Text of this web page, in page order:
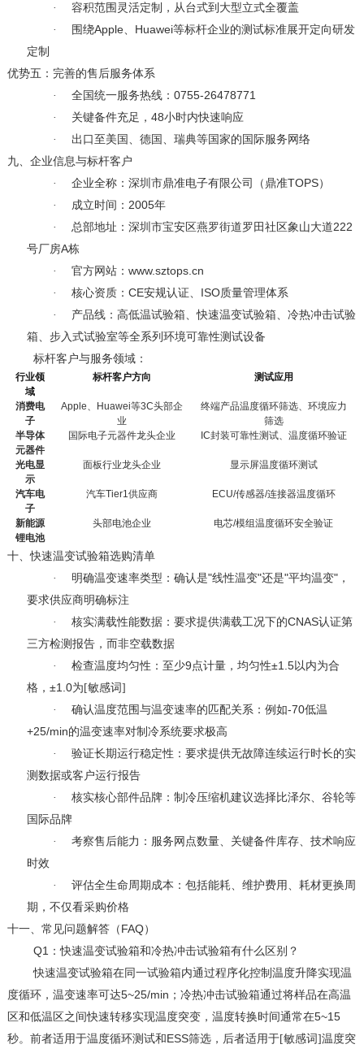
·
容积范围灵活定制，从台式到大型立式全覆盖
·
围绕Apple、 Huawei等标杆企业的测试标准展开定向研发
定制
优势五：完善的售后服务体系
·
全国统一服务热线： 0755-26478771
· 关键备件充足， 48小时内快速响应
·
出口至美国、德国、瑞典等国家的国际服务网络
九、 企业信息与标杆客户
·
企业全称：深圳市鼎准电子有限公司（鼎准TOPS）
·
成立时间： 2005年
·
总部地址：深圳市宝安区燕罗街道罗田社区象山大道222
号厂房A栋
·
官方网站： www.sztops.cn
· 核心资质： CE安规认证、 ISO质量管理体系
·
产品线：高低温试验箱、快速温变试验箱、冷热冲击试验
箱、步入式试验室等全系列环境可靠性测试设备
标杆客户与服务领域：
行业领
域
标杆客户方向 测试应用
消费电
子
Apple Huawei等3C头部企
业
终端产品温度循环筛选、环境应力
筛选
半导体
元器件
国际电子元器件龙头企业 IC封装可靠性测试、温度循环验证
光电显
示
面板行业龙头企业 显示屏温度循环测试
汽车电
子
汽车Tier1供应商 ECU/传感器/连接器温度循环
新能源
锂电池
头部电池企业 电芯/模组温度循环安全验证
十、快速温变试验箱选购清单
·
明确温变速率类型：确认是"线性温变"还是"平均温变"，
要求供应商明确标注
·
核实满载性能数据：要求提供满载工况下的CNAS认证第
三方检测报告，而非空载数据
·
检查温度均匀性：至少9 点计量，均匀性±1.5以内为合
格， ±1.0为[敏感词]
·
确认温度范围与温变速率的匹配关系：例如-70低温
+25/min的温变速率对制冷系统要求极高
·
验证长期运行稳定性：要求提供无故障连续运行时长的实
测数据或客户运行报告
·
核实核心部件品牌：制冷压缩机建议选择比泽尔、谷轮等
国际品牌
·
考察售后能力：服务网点数量、关键备件库存、技术响应
时效
·
评估全生命周期成本：包括能耗、维护费用、耗材更换周
期，不仅看采购价格
十一、 常见问题解答（ FAQ）
Q1 ：快速温变试验箱和冷热冲击试验箱有什么区别？
快速温变试验箱在同一试验箱内通过程序化控制温度升降实现温
度循环，温变速率可达5~25/min ；冷热冲击试验箱通过将样品在高温
区和低温区之间快速转移实现温度突变，温度转换时间通常在5~15
秒。前者适用于温度循环测试和ESS筛选，后者适用于[敏感词]温度突